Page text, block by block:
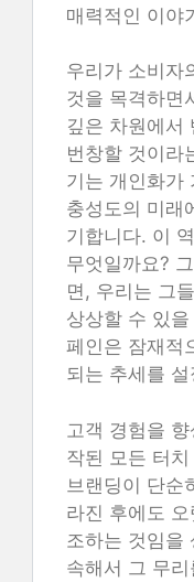
매력적인 이야
우리가 소비자
것을 목격하면
깊은 차원에서
번창할 것이라
기는 개인화가
충성도의 미래
기합니다. 이
무엇일까요?
면, 우리는 그
상상할 수 있
페인은 잠재적
되는 추세를
고객 경험을
작된 모든 터
브랜딩이 단순
라진 후에도
조하는 것임을
속해서 그 무